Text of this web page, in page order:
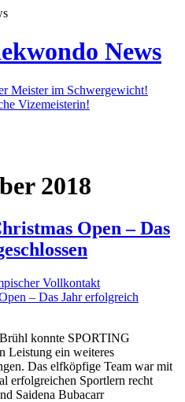
News
Meister im Schwergewicht!
Vizemeisterin!
2018
Open – Das
Vollkontakt
konnte SPORTING
Leistung ein weiteres
Das elfköpfige Team war mit
erfolgreichen Sportlern recht
Saidena Bubacarr